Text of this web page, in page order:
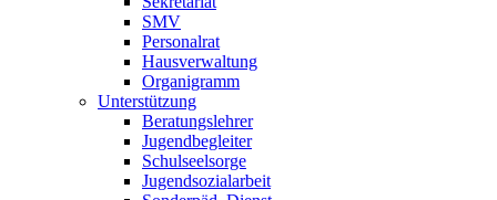
SMV
Personalrat
Hausverwaltung
Organigramm
Unterstützung
Beratungslehrer
Jugendbegleiter
Schulseelsorge
Jugendsozialarbeit